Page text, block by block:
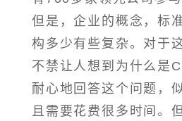
但是，企业的概念，标
构多少有些复杂。对于
不禁让人想到为什么是
耐心地回答这个问题，
且需要花费很多时间。